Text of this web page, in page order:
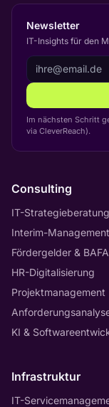
Newsletter
IT-Insights für den
Im nächsten Schritt
via CleverReach).
Consulting
IT-Strategieberatung
Interim-Management
Fördergelder & BAFA
HR-Digitalisierung
Projektmanagement
KI &
Infrastruktur
IT-